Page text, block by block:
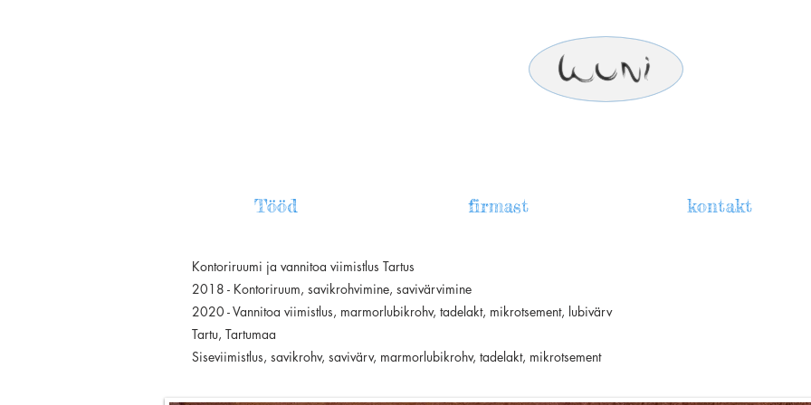
Tööd firmast kontakt
Kontoriruumi ja vannitoa viimistlus Tartus
2018 - Kontoriruum, savikrohvimine, savivärvimine
2020 - Vannitoa viimistlus, marmorlubikrohv, tadelakt, mikrotsement, lubivärv
Tartu, Tartumaa
Siseviimistlus, savikrohv, savivärv, marmorlubikrohv, tadelakt, mikrotsement